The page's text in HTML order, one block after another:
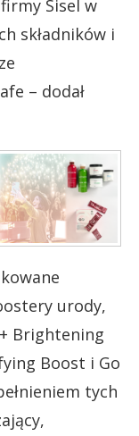
Sisel w
składników i
– dodał
urody,
Brightening
Boost i Go
tych